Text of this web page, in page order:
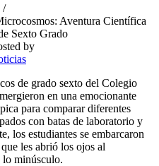
Aventura Científica
Sexto Grado
by
de grado sexto del Colegio
en una emocionante
para comparar diferentes
con batas de laboratorio y
los estudiantes se embarcaron
les abrió los ojos al
lo minúsculo.